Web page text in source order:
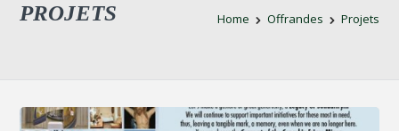
PROJETS Home Offrandes Projets